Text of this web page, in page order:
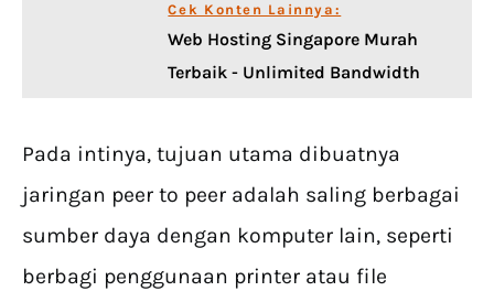
Cek Konten Lainnya:
Web Hosting Singapore Murah
Terbaik - Unlimited Bandwidth
Pada intinya, tujuan utama dibuatnya
jaringan peer to peer adalah saling berbagai
sumber daya dengan komputer lain, seperti
berbagi penggunaan printer atau file